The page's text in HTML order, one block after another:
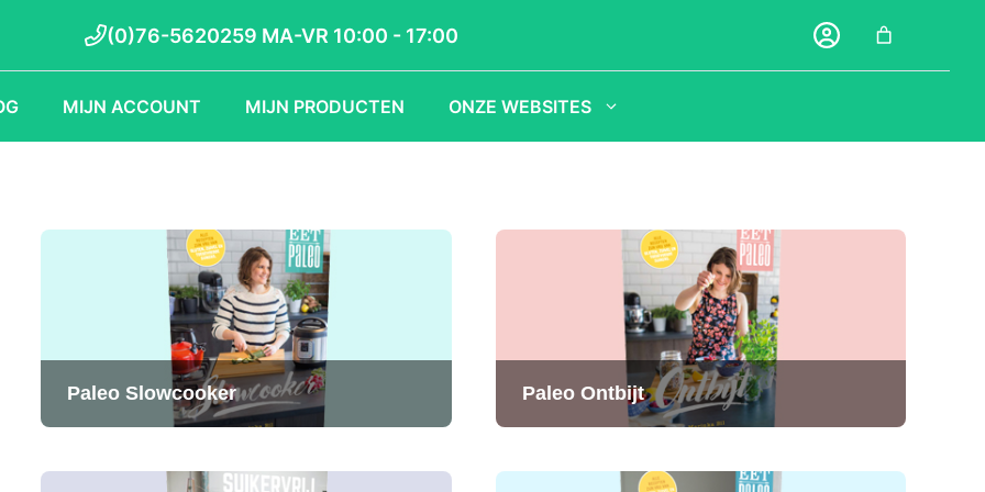
(0)76-5620259 MA-VR 10:00 - 17:00
MIJN ACCOUNT MIJN PRODUCTEN ONZE WEBSITES
Paleo Slowcooker Paleo Ontbijt